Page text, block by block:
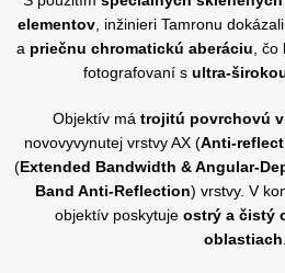
elementov, inžinieri Tamronu dokázali
a priečnu chromatickú aberáciu, čo
fotografovaní s ultra-
Objektív má trojitú povrchovú
novovyvynutej vrstvy AX (Anti-
(Extended Bandwidth & Angular-
Band Anti-Reflection) vrstvy. V
objektív poskytuje ostrý a čistý
oblastiach.